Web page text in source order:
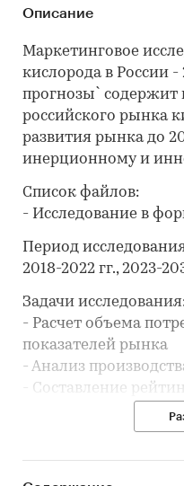
Описание
Маркетинговое
кислорода в России -
прогнозы` содержит
российского рынка
развития рынка до
инерционному и
Список файлов:
- Исследование в
Период
2018-2022 гг., 2023-
Задачи
- Расчет объема
показателей рынка
- Анализ
- Составление
- Анализ цен
- Анализ импорта и